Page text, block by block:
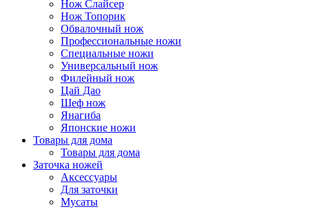
Нож Слайсер
Нож Топорик
Обвалочный нож
Профессиональные ножи
Специальные ножи
Универсальный нож
Филейный нож
Цай Дао
Шеф нож
Янагиба
Японские ножи
Товары для дома
Товары для дома
Заточка ножей
Аксессуары
Для заточки
Мусаты